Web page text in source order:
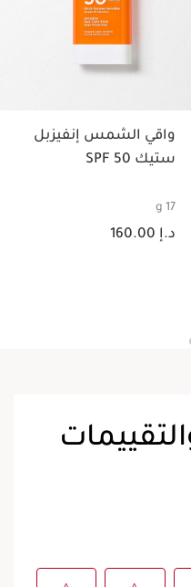
واقي الشمس إنفيزبل
ستيك SPF 50
17 g
السعر الحالي هو د.إ 160.00
د.إ 160.00